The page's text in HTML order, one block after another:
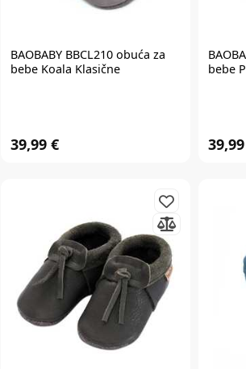
BAOBABY BBCL210 obuća za
bebe Koala Klasične
39,99 €
bebe